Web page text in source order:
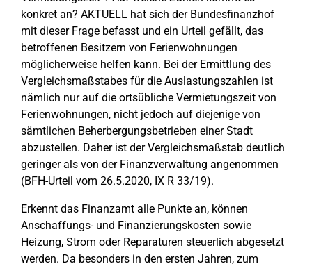
konkret an? AKTUELL hat sich der Bundesfinanzhof
mit dieser Frage befasst und ein Urteil gefällt, das
betroffenen Besitzern von Ferienwohnungen
möglicherweise helfen kann. Bei der Ermittlung des
Vergleichsmaßstabes für die Auslastungszahlen ist
nämlich nur auf die ortsübliche Vermietungszeit von
Ferienwohnungen, nicht jedoch auf diejenige von
sämtlichen Beherbergungsbetrieben einer Stadt
abzustellen. Daher ist der Vergleichsmaßstab deutlich
geringer als von der Finanzverwaltung angenommen
(BFH-Urteil vom 26.5.2020, IX R 33/19).
Erkennt das Finanzamt alle Punkte an, können
Anschaffungs- und Finanzierungskosten sowie
Heizung, Strom oder Reparaturen steuerlich abgesetzt
werden. Da besonders in den ersten Jahren, zum